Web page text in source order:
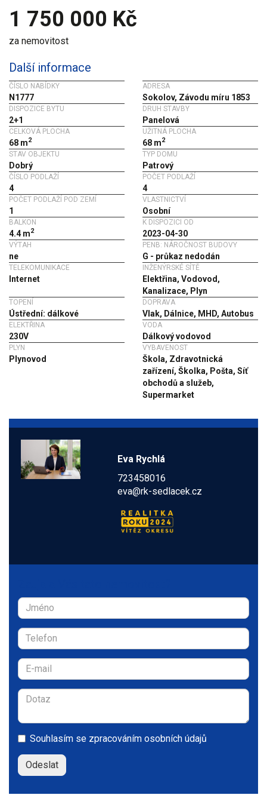
1 750 000 Kč
za nemovitost
Další informace
ČÍSLO NABÍDKY
N1777
ADRESA
Sokolov, Závodu míru 1853
DISPOZICE BYTU
2+1
DRUH STAVBY
Panelová
CELKOVÁ PLOCHA
68 m2
UŽITNÁ PLOCHA
68 m2
STAV OBJEKTU
Dobrý
TYP DOMU
Patrový
ČÍSLO PODLAŽÍ
4
POČET PODLAŽÍ
4
POČET PODLAŽÍ POD ZEMÍ
1
VLASTNICTVÍ
Osobní
BALKON
4.4 m2
K DISPOZICI OD
2023-04-30
VÝTAH
ne
PENB: NÁROČNOST BUDOVY
G - průkaz nedodán
TELEKOMUNIKACE
Internet
INŽENÝRSKÉ SÍTĚ
Elektřina, Vodovod,
Kanalizace, Plyn
TOPENÍ
Ústřední: dálkové
DOPRAVA
Vlak, Dálnice, MHD, Autobus
ELEKTŘINA
230V
VODA
Dálkový vodovod
PLYN
Plynovod
VYBAVENOST
Škola, Zdravotnická
zařízení, Školka, Pošta, Síť
obchodů a služeb,
Supermarket
Eva Rychlá
723458016
eva@rk-sedlacek.cz
Souhlasím se zpracováním osobních údajů